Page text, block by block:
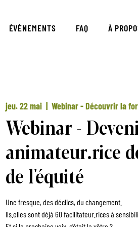
ÉVÈNEMENTS FAQ À
jeu. 22 mai Webinar - Découvrir la
Webinar -
animateur.rice
de l'équité
Une fresque, des déclics, du changement.
Ils.elles sont déjà 60 facilitateur.rices à